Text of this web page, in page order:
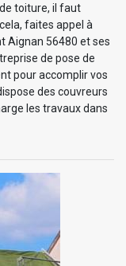
toiture, il faut
faites appel à
Aignan 56480 et ses
de pose de
pour accomplir vos
des couvreurs
les travaux dans